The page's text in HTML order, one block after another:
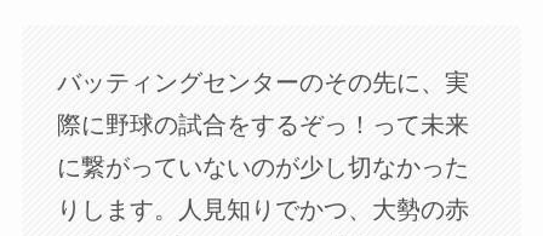
バッティングセンターのその先に、実
際に野球の試合をするぞっ！って未来
に繋がっていないのが少し切なかった
りします。人見知りでかつ、大勢の赤